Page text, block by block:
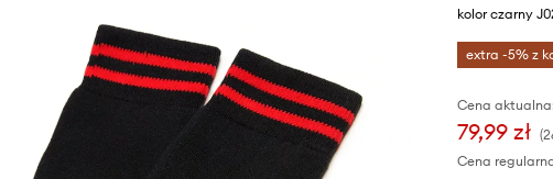
kolor czarny
extra -5% z
Cena
79,99 zł
Cena